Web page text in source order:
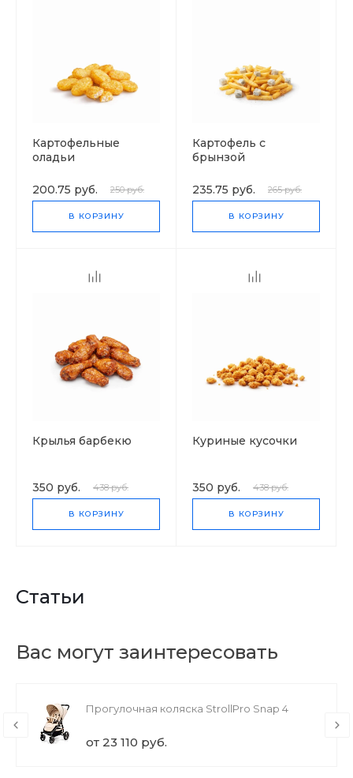
Картофельные
оладьи
200.75 руб. 250 руб.
В КОРЗИНУ
Картофель с
брынзой
235.75 руб. 265 руб.
В КОРЗИНУ
Крылья барбекю
350 руб. 438 руб.
В КОРЗИНУ
Куриные кусочки
350 руб. 438 руб.
В КОРЗИНУ
Статьи
Вас могут заинтересовать
Прогулочная коляска StrollPro Snap 4
от 23 110 руб.